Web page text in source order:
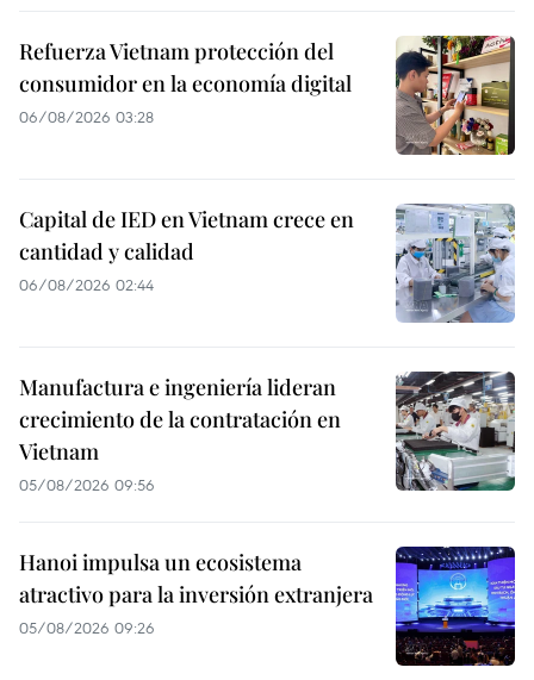
Refuerza Vietnam protección del
consumidor en la economía digital
06/08/2026 03:28
Capital de IED en Vietnam crece en
cantidad y calidad
06/08/2026 02:44
Manufactura e ingeniería lideran
crecimiento de la contratación en
Vietnam
05/08/2026 09:56
Hanoi impulsa un ecosistema
atractivo para la inversión extranjera
05/08/2026 09:26